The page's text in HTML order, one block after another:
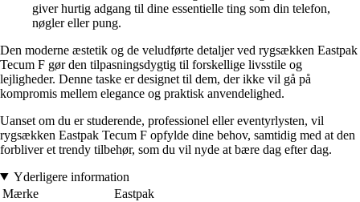
giver hurtig adgang til dine essentielle ting som din telefon,
nøgler eller pung.
Den moderne æstetik og de veludførte detaljer ved rygsækken Eastpak
Tecum F gør den tilpasningsdygtig til forskellige livsstile og
lejligheder. Denne taske er designet til dem, der ikke vil gå på
kompromis mellem elegance og praktisk anvendelighed.
Uanset om du er studerende, professionel eller eventyrlysten, vil
rygsækken Eastpak Tecum F opfylde dine behov, samtidig med at den
forbliver et trendy tilbehør, som du vil nyde at bære dag efter dag.
Yderligere information
Mærke
Eastpak